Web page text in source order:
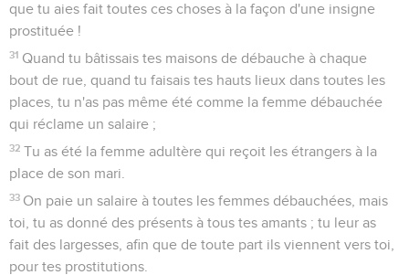
que tu aies fait toutes ces choses à la façon d'une insigne
prostituée !
31 Quand tu bâtissais tes maisons de débauche à chaque
bout de rue, quand tu faisais tes hauts lieux dans toutes les
places, tu n'as pas même été comme la femme débauchée
qui réclame un salaire ;
32 Tu as été la femme adultère qui reçoit les étrangers à la
place de son mari.
33 On paie un salaire à toutes les femmes débauchées, mais
toi, tu as donné des présents à tous tes amants ; tu leur as
fait des largesses, afin que de toute part ils viennent vers toi,
pour tes prostitutions.